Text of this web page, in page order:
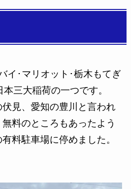
イ･マリオット･栃木もてぎ
三大稲荷の一つです。
伏見、愛知の豊川と言われ
料のところもあったよう
料駐車場に停めました。